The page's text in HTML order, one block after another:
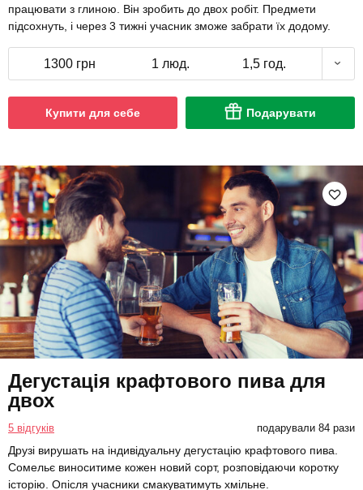
працювати з глиною. Він зробить до двох робіт. Предмети
підсохнуть, і через 3 тижні учасник зможе забрати їх додому.
1300 грн 1 люд. 1,5 год.
Купити для себе Подарувати
Дегустація крафтового пива для
двох
5 відгуків подарували 84 рази
Друзі вирушать на індивідуальну дегустацію крафтового пива.
Сомельє виноситиме кожен новий сорт, розповідаючи коротку
історію. Опісля учасники смакуватимуть хмільне.